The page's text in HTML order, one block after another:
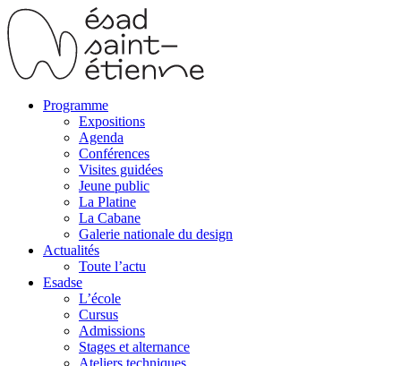
Programme
Expositions
Agenda
Conférences
Visites guidées
Jeune public
La Platine
La Cabane
Galerie nationale du design
Actualités
Toute l’actu
Esadse
L’école
Cursus
Admissions
Stages et alternance
Ateliers techniques